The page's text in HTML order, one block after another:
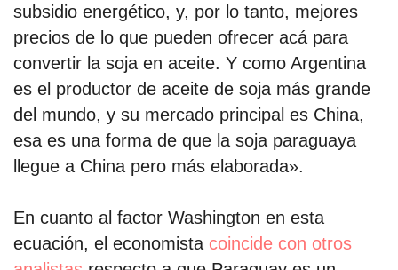
subsidio energético, y, por lo tanto, mejores
precios de lo que pueden ofrecer acá para
convertir la soja en aceite. Y como Argentina
es el productor de aceite de soja más grande
del mundo, y su mercado principal es China,
esa es una forma de que la soja paraguaya
llegue a China pero más elaborada».
En cuanto al factor Washington en esta
ecuación, el economista coincide con otros